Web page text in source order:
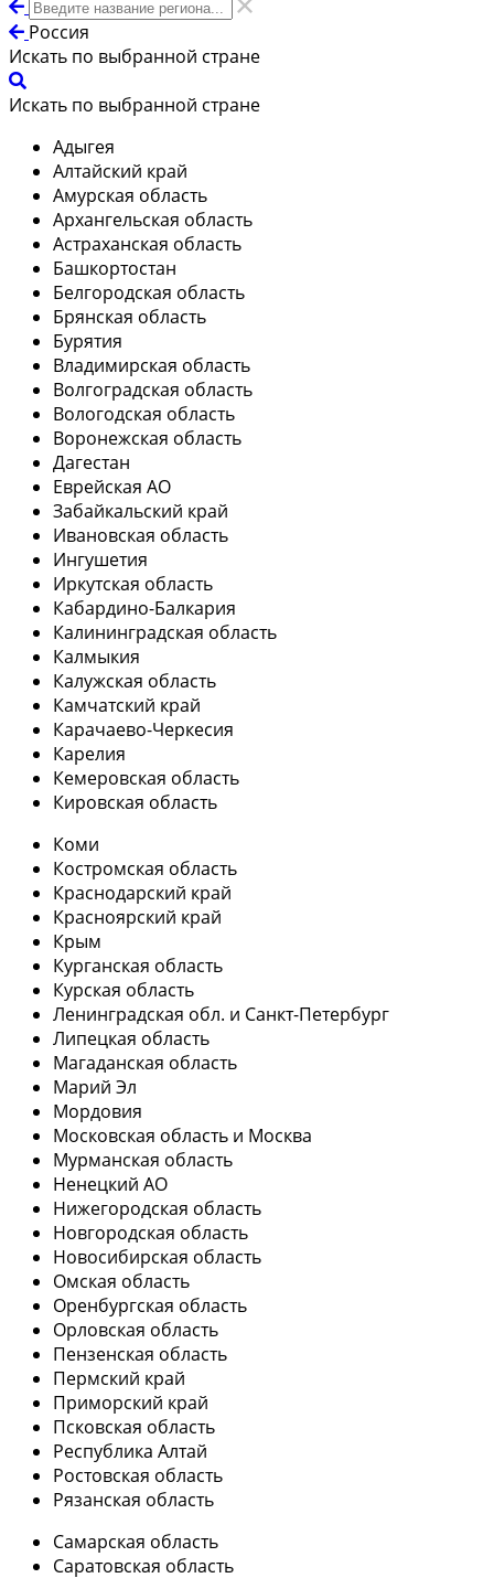
Россия
Искать по выбранной стране
Искать по выбранной стране
Адыгея
Алтайский край
Амурская область
Архангельская область
Астраханская область
Башкортостан
Белгородская область
Брянская область
Бурятия
Владимирская область
Волгоградская область
Вологодская область
Воронежская область
Дагестан
Еврейская АО
Забайкальский край
Ивановская область
Ингушетия
Иркутская область
Кабардино-Балкария
Калининградская область
Калмыкия
Калужская область
Камчатский край
Карачаево-Черкесия
Карелия
Кемеровская область
Кировская область
Коми
Костромская область
Краснодарский край
Красноярский край
Крым
Курганская область
Курская область
Ленинградская обл. и Санкт-Петербург
Липецкая область
Магаданская область
Марий Эл
Мордовия
Московская область и Москва
Мурманская область
Ненецкий АО
Нижегородская область
Новгородская область
Новосибирская область
Омская область
Оренбургская область
Орловская область
Пензенская область
Пермский край
Приморский край
Псковская область
Республика Алтай
Ростовская область
Рязанская область
Самарская область
Саратовская область